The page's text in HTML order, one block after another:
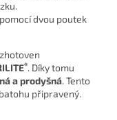
dvou poutek
zhotoven
®. Díky tomu
a prodyšná. Tento
připravený.